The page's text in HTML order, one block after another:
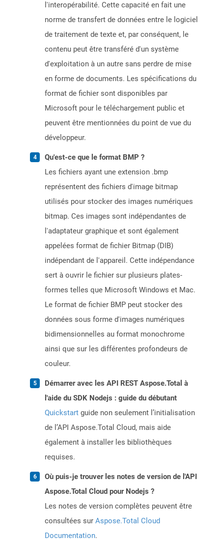
l'interopérabilité. Cette capacité en fait une
norme de transfert de données entre le logiciel
de traitement de texte et, par conséquent, le
contenu peut être transféré d'un système
d'exploitation à un autre sans perdre de mise
en forme de documents. Les spécifications du
format de fichier sont disponibles par
Microsoft pour le téléchargement public et
peuvent être mentionnées du point de vue du
développeur.
Qu'est-ce que le format BMP ?
Les fichiers ayant une extension .bmp
représentent des fichiers d'image bitmap
utilisés pour stocker des images numériques
bitmap. Ces images sont indépendantes de
l'adaptateur graphique et sont également
appelées format de fichier Bitmap (DIB)
indépendant de l'appareil. Cette indépendance
sert à ouvrir le fichier sur plusieurs plates-
formes telles que Microsoft Windows et Mac.
Le format de fichier BMP peut stocker des
données sous forme d'images numériques
bidimensionnelles au format monochrome
ainsi que sur les différentes profondeurs de
couleur.
Démarrer avec les API REST Aspose.Total à
l'aide du SDK Nodejs : guide du débutant
Quickstart guide non seulement l’initialisation
de l’API Aspose.Total Cloud, mais aide
également à installer les bibliothèques
requises.
Où puis-je trouver les notes de version de l'API
Aspose.Total Cloud pour Nodejs ?
Les notes de version complètes peuvent être
consultées sur Aspose.Total Cloud
Documentation.